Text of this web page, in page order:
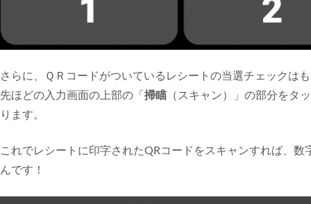
さらに、ＱＲコードがついているレシートの当選チェック
先ほどの入力画面の上部の「 掃瞄（スキャン）」の部分をタ
ります。
これでレシートに印字されたQRコードをスキャンすれば、
んです！